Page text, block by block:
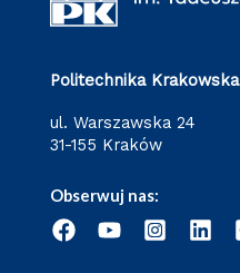
Politechnika Krakowska
ul. Warszawska 24
31-155 Kraków
Obserwuj nas: